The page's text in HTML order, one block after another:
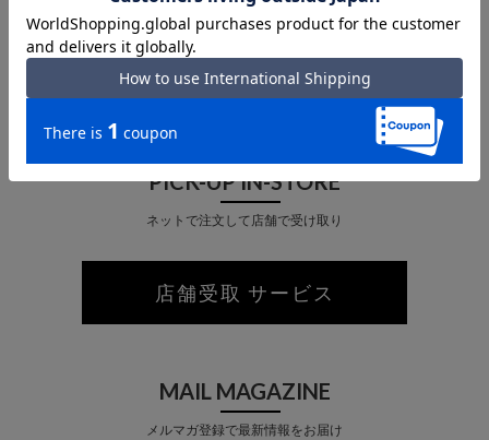
あなたが最近見た商品
PICK-UP IN-STORE
ネットで注文して店舗で受け取り
店舗受取 サービス
MAIL MAGAZINE
メルマガ登録で最新情報をお届け